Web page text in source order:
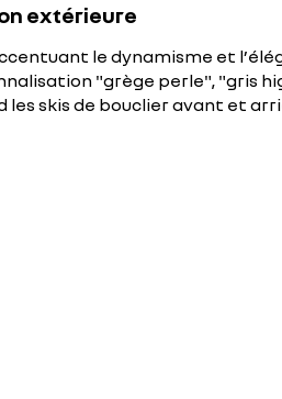
extérieure
le dynamisme et
"grège perle", "gris
skis de bouclier avant et